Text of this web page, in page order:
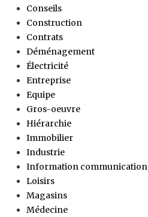
Conseils
Construction
Contrats
Déménagement
Électricité
Entreprise
Equipe
Gros-oeuvre
Hiérarchie
Immobilier
Industrie
Information communication
Loisirs
Magasins
Médecine